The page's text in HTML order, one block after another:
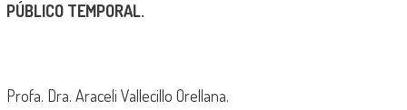
PÚBLICO TEMPORAL.
Profa. Dra. Araceli Vallecillo Orellana.